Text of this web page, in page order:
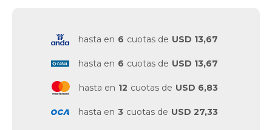
hasta en 6 cuotas de USD 13,67
hasta en 6 cuotas de USD 13,67
hasta en 12 cuotas de USD 6,83
hasta en 3 cuotas de USD 27,33